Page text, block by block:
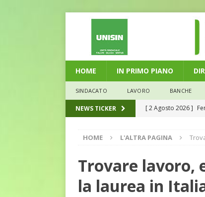
HOME IN PRIMO PIANO
SINDACATO LAVORO BANCHE
NEWS TICKER [ 2 Agosto 2026 ]
[ 29 Luglio 2026 ]
[ 28 Luglio 2026 ]
debiti sono più
HOME L'ALTRA PAGINA
Trovare lavoro,
la laurea in